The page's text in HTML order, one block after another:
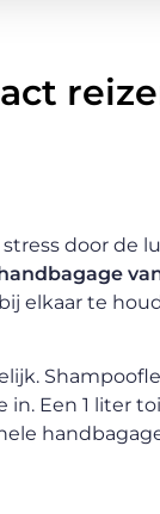
door de
elkaar te
in. Een 1 liter